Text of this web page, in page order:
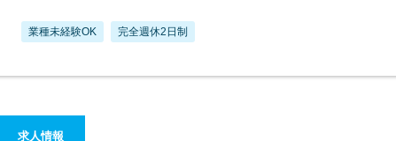
業種未経験OK 完全週休2日制
求人情報